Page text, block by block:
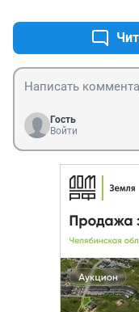
кабельных сетей.
Всех их отрезали
потом
Гость
Войти